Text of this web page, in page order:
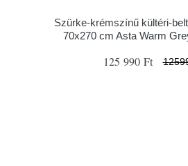
Szürke-krémszínű kültéri-
70x270 cm Asta Warm
125 990 Ft